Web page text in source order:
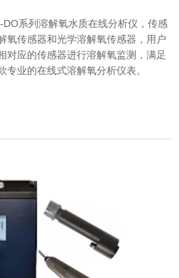
系列溶解氧水质在线分析仪，传感
氧传感器和光学溶解氧传感器，用户
对应的传感器进行溶解氧监测，满足
专业的在线式溶解氧分析仪表。